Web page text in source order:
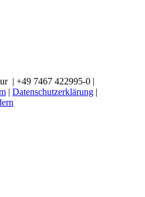
| +49 7467 422995-0 |
Datenschutzerklärung